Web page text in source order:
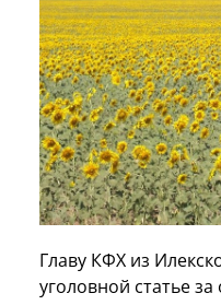
Главу КФХ из
уголовной статье